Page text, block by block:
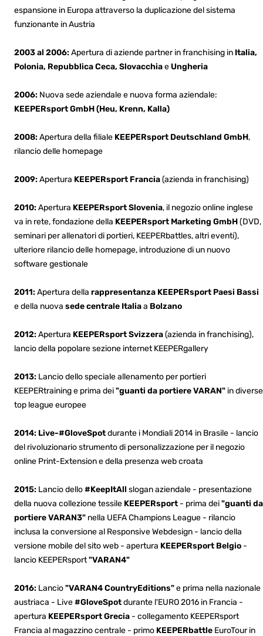
espansione in Europa attraverso la duplicazione del sistema
funzionante in Austria
2003 al 2006:Apertura di aziende partner in franchising in Italia,
Polonia, Repubblica Ceca, Slovacchiae Ungheria
2006: Nuova sede aziendale e nuova forma aziendale:
KEEPERsport GmbH (Heu, Krenn, Kalla)
2008:Apertura della filiale KEEPERsport Deutschland GmbH,
rilancio delle homepage
2009:Apertura KEEPERsport Francia(azienda in franchising)
2010:Apertura KEEPERsport Slovenia, il negozio online inglese
va in rete, fondazione della KEEPERsport Marketing GmbH(DVD,
seminari per allenatori di portieri, KEEPERbattles, altri eventi),
ulteriore rilancio delle homepage, introduzione di un nuovo
software gestionale
2011:Apertura della rappresentanza KEEPERsport Paesi Bassi
e della nuova sede centrale Italiaa Bolzano
2012:Apertura KEEPERsport Svizzera(azienda in franchising),
lancio della popolare sezione internet KEEPERgallery
2013: Lancio dello speciale allenamento per portieri
KEEPERtraining e prima dei"guanti da portiere VARAN" in diverse
top league europee
2014: Live-#GloveSpotdurante i Mondiali 2014 in Brasile - lancio
del rivoluzionario strumento di personalizzazione per il negozio
online Print-Extension e della presenza web croata
2015: Lancio dello#KeepItAll slogan aziendale - presentazione
della nuova collezione tessile KEEPERsport - prima dei"guanti da
portiere VARAN3" nella UEFA Champions League - rilancio
inclusa la conversione al Responsive Webdesign - lancio della
versione mobile del sito web - apertura KEEPERsport Belgio -
lancio KEEPERsport"VARAN4"
2016: Lancio"VARAN4 CountryEditions"e prima nella nazionale
austriaca - Live#GloveSpotdurante l'EURO 2016 in Francia -
apertura KEEPERsport Grecia - collegamento KEEPERsport
Francia al magazzino centrale - primo KEEPERbattle EuroTour in